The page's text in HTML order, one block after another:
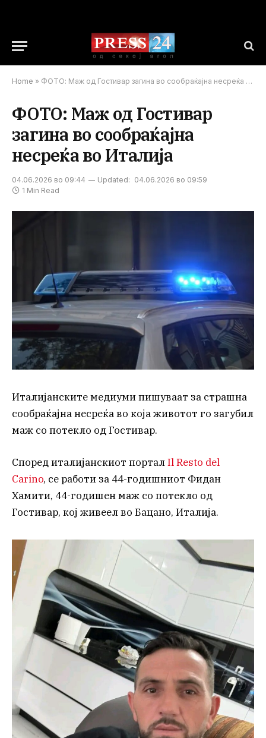
Home » ФОТО: Маж од Гостивар загина во сообраќајна несреќа во Италија
ФОТО: Маж од Гостивар
загина во сообраќајна
несреќа во Италија
04.06.2026 во 09:44 Updated: 04.06.2026 во 09:59
1 Min Read
Италијанските медиуми пишуваат за страшна
сообраќајна несреќа во која животот го загубил
маж со потекло од Гостивар.
Според италијанскиот порталIl Resto del
Carino, се работи за 44-годишниот Фидан
Хамити, 44-годишен маж со потекло од
Гостивар, кој живеел во Бацано, Италија.